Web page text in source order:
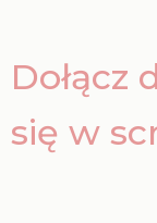
Dołącz
się w